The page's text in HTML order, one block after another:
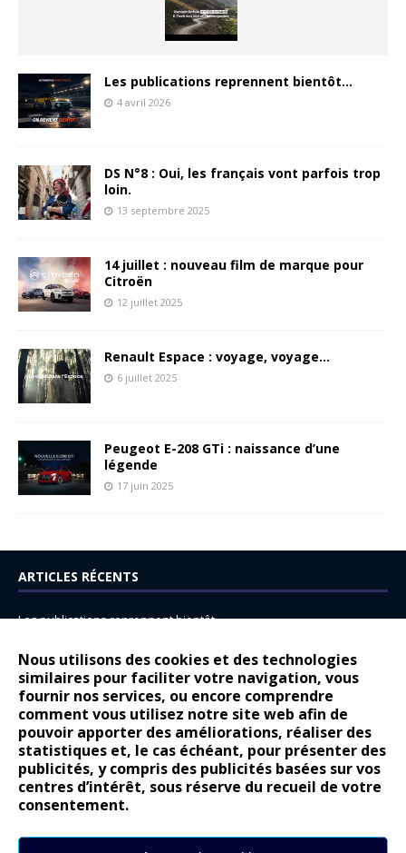
Nous utilisons des cookies et des technologies
similaires pour faciliter votre navigation, vous
fournir nos services, ou encore comprendre
comment vous utilisez notre site web afin de
pouvoir apporter des améliorations, réaliser des
statistiques et, le cas échéant, pour présenter des
publicités, y compris des publicités basées sur vos
centres d’intérêt, sous réserve du recueil de votre
consentement.
Les publications reprennent bientôt…
4 avril 2026
DS N°8 : Oui, les français vont parfois trop
loin.
13 septembre 2025
14 juillet : nouveau film de marque pour
Citroën
12 juillet 2025
Renault Espace : voyage, voyage…
6 juillet 2025
Peugeot E-208 GTi : naissance d’une
légende
17 juin 2025
ARTICLES RÉCENTS
Les publications reprennent bientôt…
14 juillet : nouveau film de marque pour Citroën
Renault Espace : voyage, voyage…
Peugeot E-208 GTi : naissance d’une légende
COMMENTAIRES RÉCENTS
Bernard Dardartdans
Gilly